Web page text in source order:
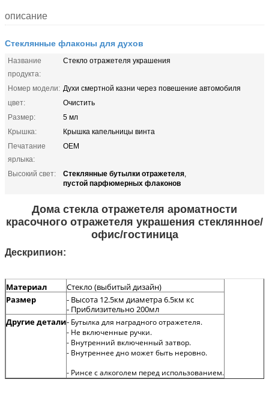
описание
Стеклянные флаконы для духов
Название
продукта:
Стекло отражетеля украшения
Номер модели: Духи смертной казни через повешение автомобиля
цвет:
Очистить
Размер:
5 мл
Крышка:
Крышка капельницы винта
Печатание
ярлыка:
OEM
Высокий свет: Стеклянные бутылки отражетеля,
пустой парфюмерных флаконов
Дома стекла отражетеля ароматности
красочного отражетеля украшения стеклянное/
офис/гостиница
Дескрипион:
Материал
Стекло (выбитый дизайн)
Размер
- Высота 12.5км диаметра 6.5км кс
- Приблизительно 200мл
Другие детали- Бутылка для наградного отражетеля.
- Не включенные ручки.
- Внутренний включенный затвор.
- Внутреннее дно может быть неровно.
- Ринсе с алкоголем перед использованием.